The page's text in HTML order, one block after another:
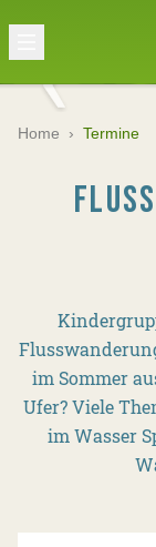
Home › Termine
im Sommer
Ufer? Viele
im Wasser